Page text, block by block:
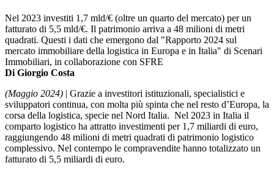
Nel 2023 investiti 1,7 mld/€ (oltre un quarto del mercato) per un
fatturato di 5,5 mld/€. Il patrimonio arriva a 48 milioni di metri
quadrati. Questi i dati che emergono dal "Rapporto 2024 sul
mercato immobiliare della logistica in Europa e in Italia" di Scenari
Immobiliari, in collaborazione con SFRE
Di Giorgio Costa
(Maggio 2024) | Grazie a investitori istituzionali, specialistici e
sviluppatori continua, con molta più spinta che nel resto d’Europa, la
corsa della logistica, specie nel Nord Italia. Nel 2023 in Italia il
comparto logistico ha attratto investimenti per 1,7 miliardi di euro,
raggiungendo 48 milioni di metri quadrati di patrimonio logistico
complessivo. Nel contempo le compravendite hanno totalizzato un
fatturato di 5,5 miliardi di euro.